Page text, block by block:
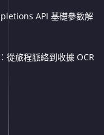
API 基礎參數解
旅程脈絡到收據 OCR